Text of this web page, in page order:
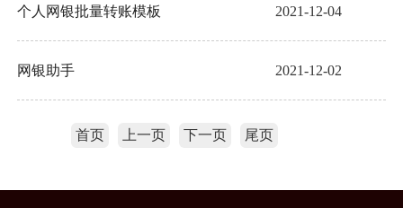
个人网银批量转账模板 2021-12-04
网银助手 2021-12-02
首页 上一页 下一页 尾页